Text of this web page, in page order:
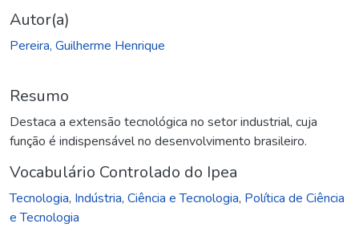
Autor(a)
Pereira, Guilherme Henrique
Resumo
Destaca a extensão tecnológica no setor industrial, cuja
função é indispensável no desenvolvimento brasileiro.
Vocabulário Controlado do Ipea
Tecnologia, Indústria, Ciência e Tecnologia, Política de Ciência
e Tecnologia